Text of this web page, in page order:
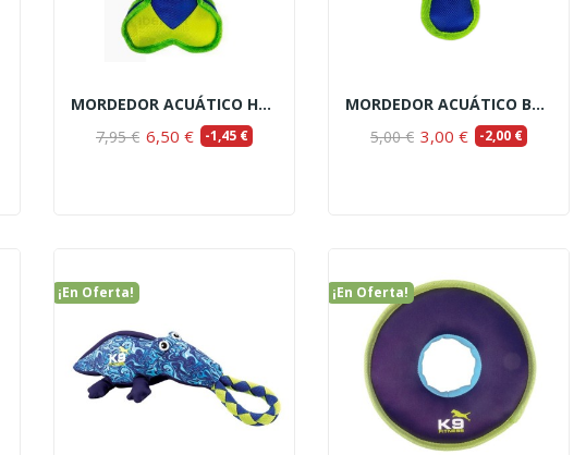
MORDEDOR ACUÁTICO HUESO "OXFORD" CON SONIDO 26CM
7,95 € 6,50 € -1,45 €
MORDEDOR ACUÁTICO BOOMERANG
5,00 € 3,00 € -2,00 €
¡En Oferta! ¡En Oferta!